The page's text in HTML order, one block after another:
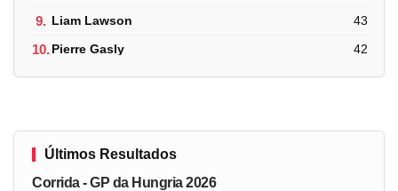
9. Liam Lawson 43
10.Pierre Gasly 42
Últimos Resultados
Corrida - GP da Hungria 2026